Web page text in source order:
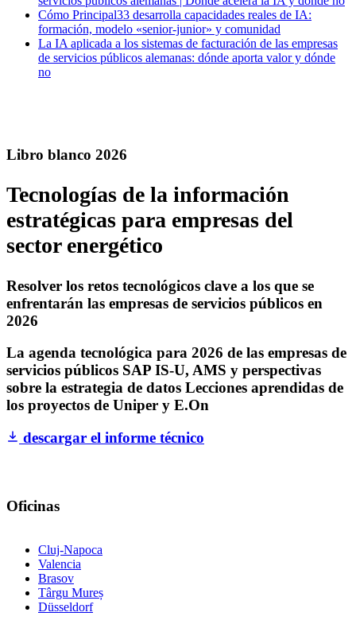
Cómo Principal33 desarrolla capacidades reales de IA:
formación, modelo «senior-junior» y comunidad
La IA aplicada a los sistemas de facturación de las empresas
de servicios públicos alemanas: dónde aporta valor y dónde
no
Libro blanco 2026
Tecnologías de la información
estratégicas para empresas del
sector energético
Resolver los retos tecnológicos clave a los que se
enfrentarán las empresas de servicios públicos en
2026
La agenda tecnológica para 2026 de las empresas de
servicios públicos SAP IS-U, AMS y perspectivas
sobre la estrategia de datos Lecciones aprendidas de
los proyectos de Uniper y E.On
descargar el informe técnico
Oficinas
Cluj-Napoca
Valencia
Brasov
Târgu Mureș
Düsseldorf